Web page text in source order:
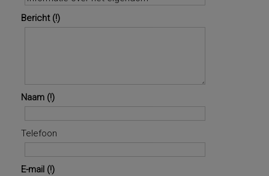
Bericht
Naam
Telefoon
E-mail